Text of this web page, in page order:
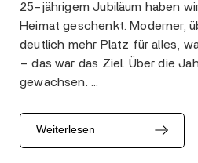
25-jährigem Jubiläum haben
Heimat geschenkt. Moderner,
deutlich mehr Platz für alles,
– das war das Ziel. Über die
gewachsen. …
Weiterlesen